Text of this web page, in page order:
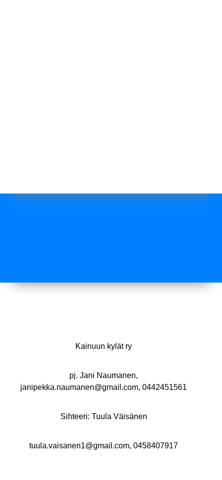
Kainuun kylät ry
pj. Jani Naumanen,
janipekka.naumanen@gmail.com, 0442451561
Sihteeri: Tuula Väisänen
tuula.vaisanen1@gmail.com, 0458407917